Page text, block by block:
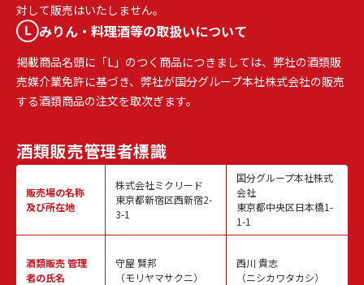
対して販売はいたしません。
みりん・料理酒等の取扱いについて
掲載商品名頭に「L」のつく商品につきましては、弊社の酒類販
売媒介業免許に基づき、弊社が国分グループ本社株式会社の販売
する酒類商品の注文を取次ぎます。
酒類販売管理者標識
販売場の名称
及び所在地
酒類販売管理
者の氏名
株式会社ミクリード
東京都新宿区西新宿2-
3-1
守屋 賢邦
（モリヤマサクニ）
国分グループ本社株式
会社
東京都中央区日本橋1-
1-1
西川 貴志
（ニシカワタカシ）